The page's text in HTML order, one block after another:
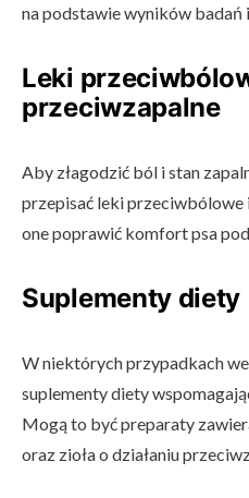
na podstawie wyników badań
Leki
przeciwzapalne
Aby złagodzić ból i stan
przepisać leki przeciwbólowe
one poprawić komfort psa
Suplementy diety
W niektórych przypadkach
suplementy diety
Mogą to być preparaty
oraz zioła o działaniu